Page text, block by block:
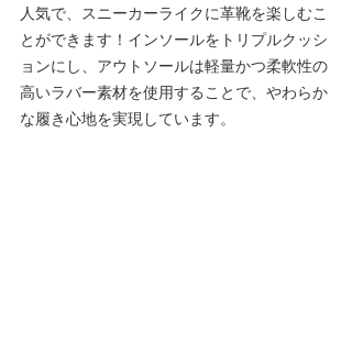
人気で、スニーカーライクに革靴を楽しむこ
とができます！インソールをトリプルクッシ
ョンにし、アウトソールは軽量かつ柔軟性の
高いラバー素材を使用することで、やわらか
な履き心地を実現しています。